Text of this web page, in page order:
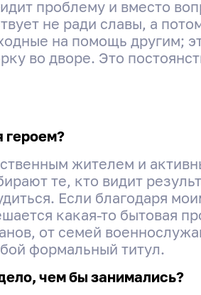
Поделиться
проблему и вместо
не ради славы, а
на помощь другим;
во дворе. Это
героем?
жителем и
те, кто видит
Если благодаря
какая-то бытовая
от семей
формальный титул.
чем бы занимались?